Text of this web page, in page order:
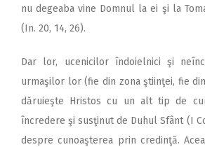
nu degeaba vine Domnul la ei şi la
(In. 20, 14, 26).
Dar lor, ucenicilor îndoielnici şi
urmaşilor lor (fie din zona ştiinţei, fie
dăruieşte Hristos cu un alt tip de
încredere şi susţinut de Duhul Sfânt (I
despre cunoaşterea prin credinţă.